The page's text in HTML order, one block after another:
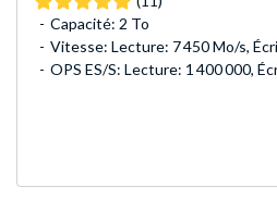
Capacité: 2 To
Vitesse: Lecture: 7 450 Mo/s,
OPS ES/S: Lecture: 1 400 000,